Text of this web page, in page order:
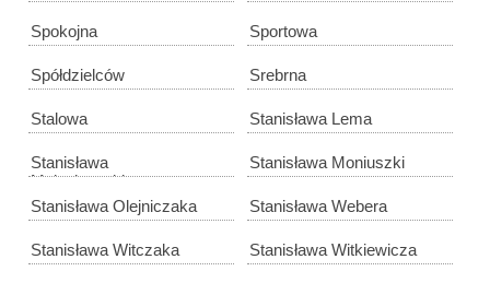
Spokojna Sportowa
Spółdzielców Srebrna
Stalowa Stanisława Lema
Stanisława
Małachowskiego
Stanisława Moniuszki
Stanisława Olejniczaka Stanisława Webera
Stanisława Witczaka Stanisława Witkiewicza